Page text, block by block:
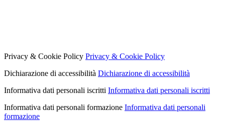
Privacy & Cookie Policy Privacy & Cookie Policy
Dichiarazione di accessibilità Dichiarazione di accessibilità
Informativa dati personali iscritti Informativa dati personali iscritti
Informativa dati personali formazione Informativa dati personali
formazione